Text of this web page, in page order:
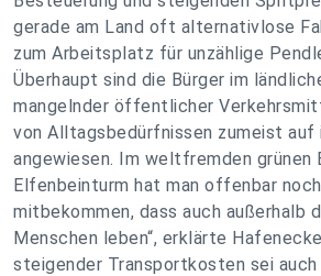
gerade am Land oft alternativlose
zum Arbeitsplatz für unzählige
Überhaupt sind die Bürger im
mangelnder öffentlicher
von Alltagsbedürfnissen zumeist auf
angewiesen. Im weltfremden grünen
Elfenbeinturm hat man offenbar
mitbekommen, dass auch außerhalb
Menschen leben“, erklärte
steigender Transportkosten sei auch